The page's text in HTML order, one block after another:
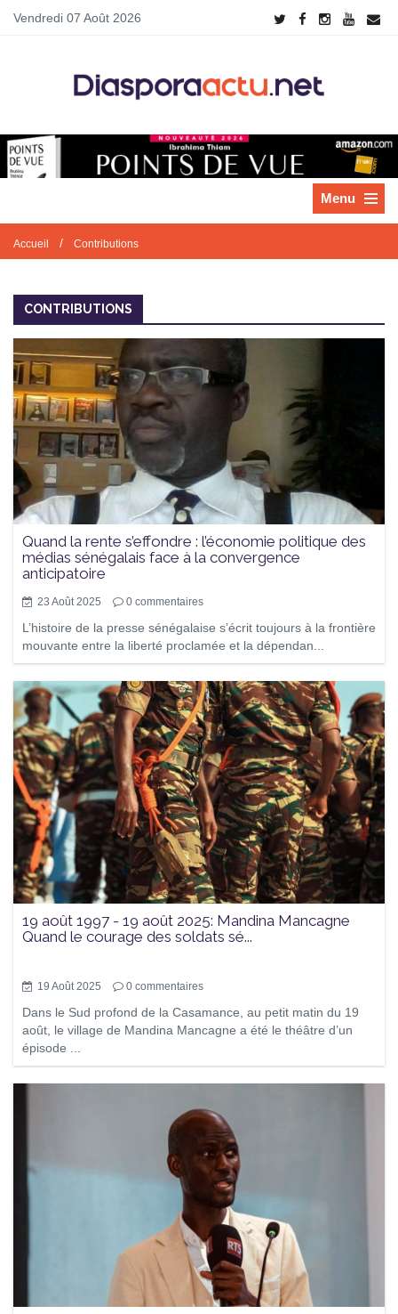
Vendredi 07 Août 2026
Menu
Accueil / Contributions
CONTRIBUTIONS
Quand la rente s’effondre : l’économie politique des
médias sénégalais face à la convergence
anticipatoire
23 Août 2025 0 commentaires
L’histoire de la presse sénégalaise s’écrit toujours à la frontière
mouvante entre la liberté proclamée et la dépendan...
19 août 1997 - 19 août 2025: Mandina Mancagne
Quand le courage des soldats sé...
19 Août 2025 0 commentaires
Dans le Sud profond de la Casamance, au petit matin du 19
août, le village de Mandina Mancagne a été le théâtre d’un
épisode ...